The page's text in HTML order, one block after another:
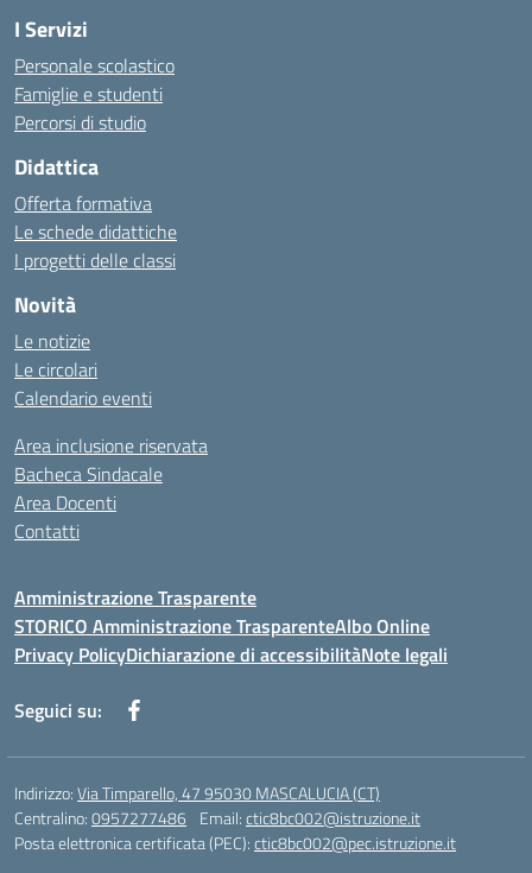
I Servizi
Personale scolastico
Famiglie e studenti
Percorsi di studio
Didattica
Offerta formativa
Le schede didattiche
I progetti delle classi
Novità
Le notizie
Le circolari
Calendario eventi
Area inclusione riservata
Bacheca Sindacale
Area Docenti
Contatti
Amministrazione Trasparente
STORICO Amministrazione TrasparenteAlbo Online
Privacy PolicyDichiarazione di accessibilitàNote legali
Seguici su:
Indirizzo:Via Timparello, 47 95030 MASCALUCIA (CT)
Centralino:0957277486 Email:ctic8bc002@istruzione.it
Posta elettronica certificata (PEC):ctic8bc002@pec.istruzione.it